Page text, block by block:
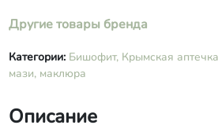
Другие товары бренда
Категории: Бишофит, Крымская
мази, маклюра
Описание